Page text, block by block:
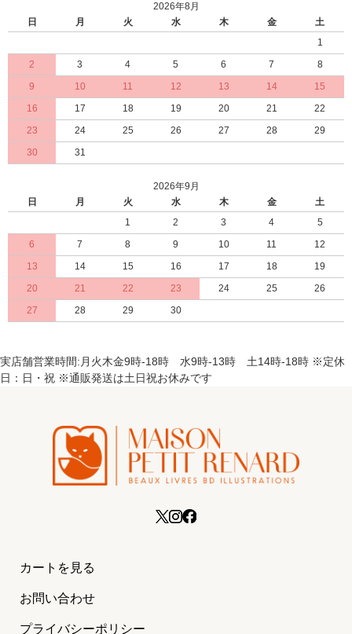
2026年8月
日
月 火 水 木 金
土
1
2
3 4 5 6 7
8
9
10 11 12 13 14
15
16
17 18 19 20 21
22
23
24 25 26 27 28
29
30
31
2026年9月
日
月 火 水 木 金
土
1
2 3 4
5
6
7 8 9 10 11
12
13
14 15 16 17 18
19
20
21 22 23 24 25
26
27
28 29 30
実店舗営業時間:月火木金9時-18時 水9時-13時 土14時-18時 ※定休
日：日・祝 ※通販発送は土日祝お休みです
カートを見る
お問い合わせ
プライバシーポリシー